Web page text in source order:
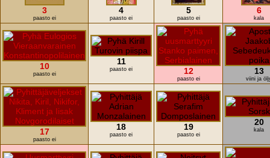
3
paasto ei
4
paasto ei
5
paasto ei
6
kala
10
paasto ei
11
paasto ei 12
paasto ei
13
viini ja
17
paasto ei
18
paasto ei
19
paasto ei
20
kala